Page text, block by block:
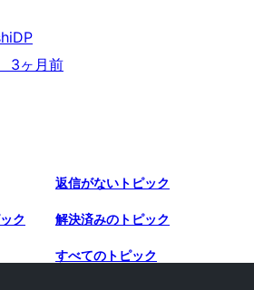
3ヶ月前
返信がないトピック
ク 解決済みのトピック
すべてのトピック